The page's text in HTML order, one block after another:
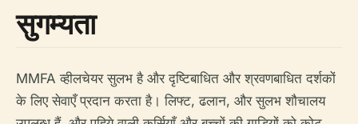
सुगम्यता
MMFA व्हीलचेयर सुलभ है और दृष्टिबाधित और श्रवणबाधित दर्शकों
के लिए सेवाएँ प्रदान करता है। लिफ्ट, ढलान, और सुलभ शौचालय